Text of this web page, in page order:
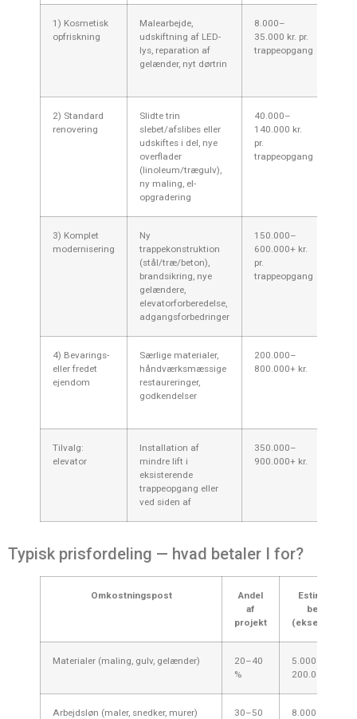
1) Kosmetisk
opfriskning
Malearbejde,
udskiftning af LED-
lys, reparation af
gelænder, nyt dørtrin
8.000–
35.000 kr. pr.
trappeopgang
2) Standard
renovering
Slidte trin
slebet/afslibes eller
udskiftes i del, nye
overflader
(linoleum/trægulv),
ny maling, el-
opgradering
40.000–
140.000 kr.
pr.
trappeopgang
3) Komplet
modernisering
Ny
trappekonstruktion
(stål/træ/beton),
brandsikring, nye
gelændere,
elevatorforberedelse,
adgangsforbedringer
150.000–
600.000+ kr.
pr.
trappeopgang
4) Bevarings-
eller fredet
ejendom
Særlige materialer,
håndværksmæssige
restaureringer,
godkendelser
200.000–
800.000+ kr.
Tilvalg:
elevator
Installation af
mindre lift i
eksisterende
trappeopgang eller
ved siden af
350.000–
900.000+ kr.
Typisk prisfordeling — hvad betaler I for?
Omkostningspost
Andel
af
projekt
Estimeret
beløb
(eksempler)
Materialer (maling, gulv, gelænder)
20–40
%
5.000–
200.000 kr.
Arbejdsløn (maler, snedker, murer)
30–50
8.000–